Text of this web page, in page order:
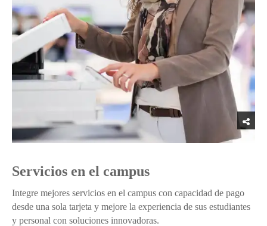
Servicios en el campus
Integre mejores servicios en el campus con capacidad de pago
desde una sola tarjeta y mejore la experiencia de sus estudiantes
y personal con soluciones innovadoras.